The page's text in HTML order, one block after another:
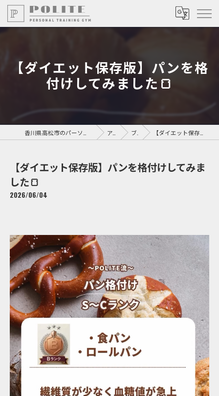
【ダイエット保存版】パンを格
付けしてみました🍞
アクセス ブログ 【ダイエット保存版】パンを格付けしてみました🍞
【ダイエット保存版】パンを格付けしてみま
した🍞
2026/06/04